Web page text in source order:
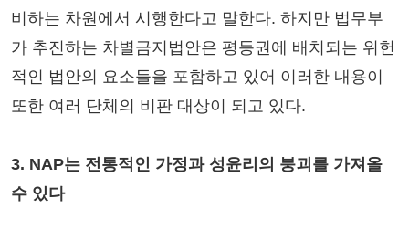
비하는 차원에서 시행한다고 말한다. 하지만 법무부
가 추진하는 차별금지법안은 평등권에 배치되는 위헌
적인 법안의 요소들을 포함하고 있어 이러한 내용이
또한 여러 단체의 비판 대상이 되고 있다.
3. NAP는 전통적인 가정과 성윤리의 붕괴를 가져올
수 있다